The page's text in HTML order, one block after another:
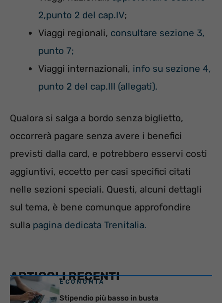
2,punto 2 del cap.IV;
Viaggi regionali, consultare sezione 3,
punto 7;
Viaggi internazionali, info su sezione 4,
punto 2 del cap.III (allegati).
Qualora si salga a bordo senza biglietto,
occorrerà pagare senza avere i benefici
previsti dalla card, e potrebbero esservi costi
aggiuntivi, eccetto per casi specifici citati
nelle sezioni speciali. Questi, alcuni dettagli
sul tema, è bene comunque approfondire
sulla pagina dedicata Trenitalia.
ARTICOLI RECENTI
ECONOMIA
Stipendio più basso in busta